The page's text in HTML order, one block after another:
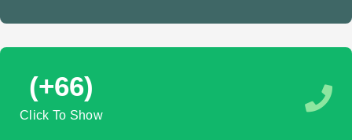
(+66)
Click To Show